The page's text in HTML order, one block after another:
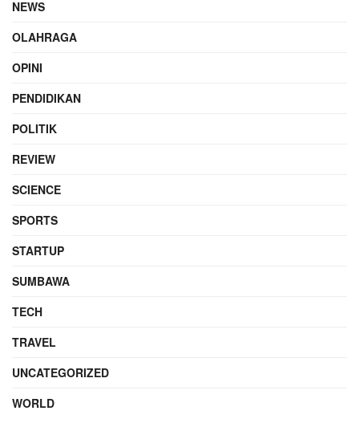
NEWS
OLAHRAGA
OPINI
PENDIDIKAN
POLITIK
REVIEW
SCIENCE
SPORTS
STARTUP
SUMBAWA
TECH
TRAVEL
UNCATEGORIZED
WORLD